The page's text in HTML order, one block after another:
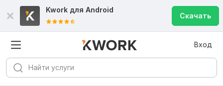
Kwork для Android
Скачать
Вход